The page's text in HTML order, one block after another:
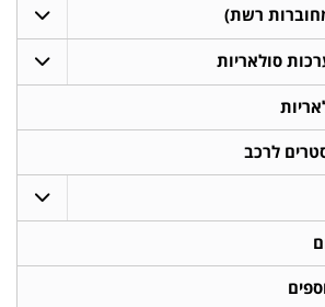
רשת)
סולאריות
לרכב